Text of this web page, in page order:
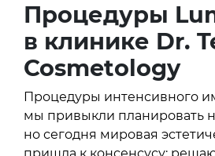
Процедуры
в клинике Dr.
Cosmetology
Процедуры интенсивного
мы привыкли планировать
но сегодня мировая